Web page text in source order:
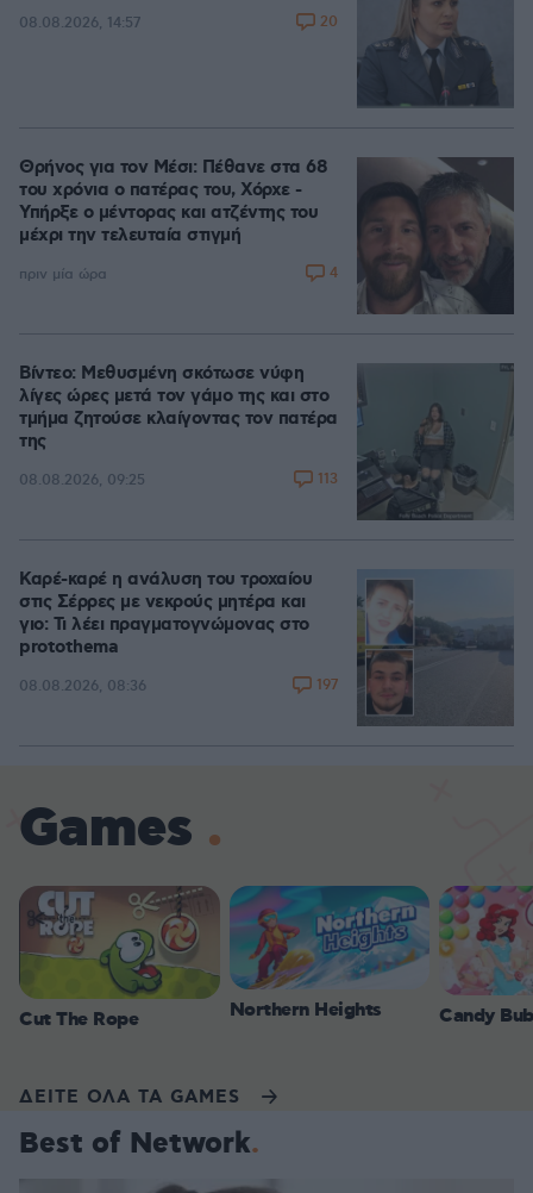
08.08.2026, 14:57 20
Θρήνος για τον Μέσι: Πέθανε στα 68
του χρόνια ο πατέρας του, Χόρχε -
Υπήρξε ο μέντορας και ατζέντης του
μέχρι την τελευταία στιγμή
πριν μία ώρα 4
Βίντεο: Μεθυσμένη σκότωσε νύφη
λίγες ώρες μετά τον γάμο της και στο
τμήμα ζητούσε κλαίγοντας τον πατέρα
της
08.08.2026, 09:25 113
Καρέ-καρέ η ανάλυση του τροχαίου
στις Σέρρες με νεκρούς μητέρα και
γιο: Τι λέει πραγματογνώμονας στο
protothema
08.08.2026, 08:36 197
Games
Cut The Rope Northern Heights Candy
ΔΕΙΤΕ ΟΛΑ ΤΑ GAMES
Best of Network